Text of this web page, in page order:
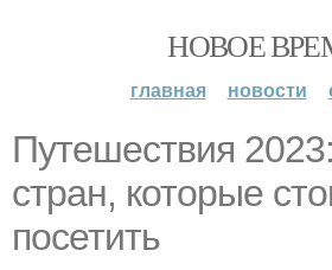
НОВОЕ
главная новости
Путешествия
стран, которые
посетить